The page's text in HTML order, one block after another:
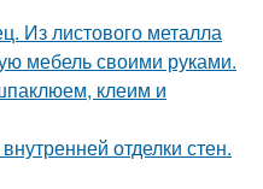
Из листового металла
мебель своими руками.
клеим и
отделки стен.